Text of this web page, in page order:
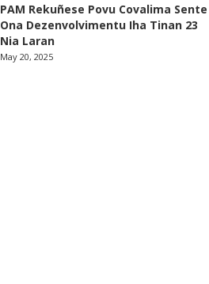
PAM Rekuñese Povu Covalima Sente
Ona Dezenvolvimentu Iha Tinan 23
Nia Laran
May 20, 2025